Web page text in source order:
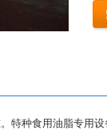
种食用油脂专用设